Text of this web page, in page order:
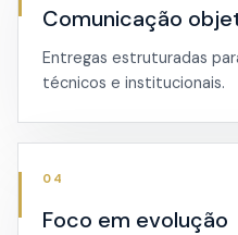
Comunicação
Entregas estruturadas
técnicos e institucionais.
04
Foco em evolução